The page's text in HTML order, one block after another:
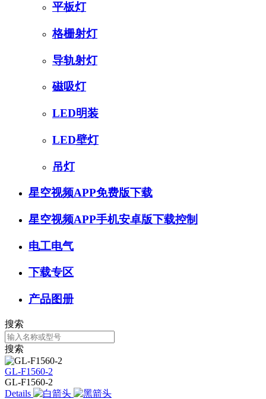
平板灯
格栅射灯
导轨射灯
磁吸灯
LED明装
LED壁灯
吊灯
星空视频APP免费版下载
星空视频APP手机安卓版下载控制
电工电气
下载专区
产品图册
搜索
搜索
GL-F1560-2
GL-F1560-2
Details